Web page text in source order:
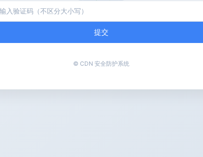
提交
© CDN 安全防护系统